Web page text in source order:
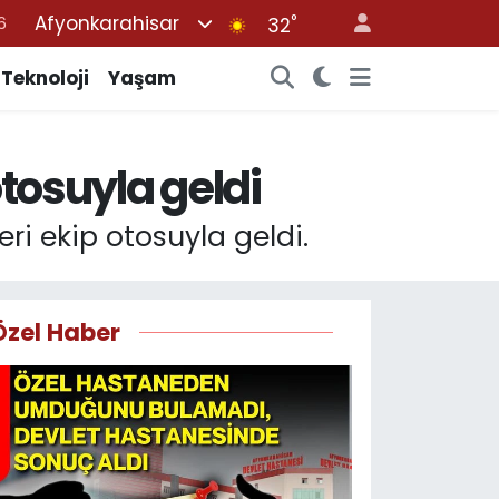
Afyonkarahisar 32°
Teknoloji Yaşam
geldi
ekip otosuyla geldi.
Haber